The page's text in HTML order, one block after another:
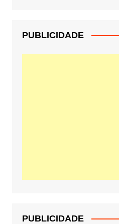
PUBLICIDADE
PUBLICIDADE